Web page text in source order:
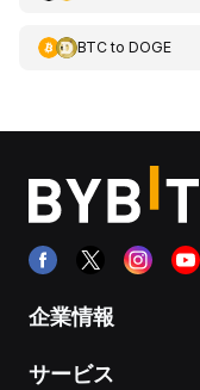
BTCto DOGE
企業情報
サービス